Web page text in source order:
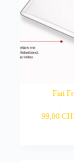
Fiat
99,00